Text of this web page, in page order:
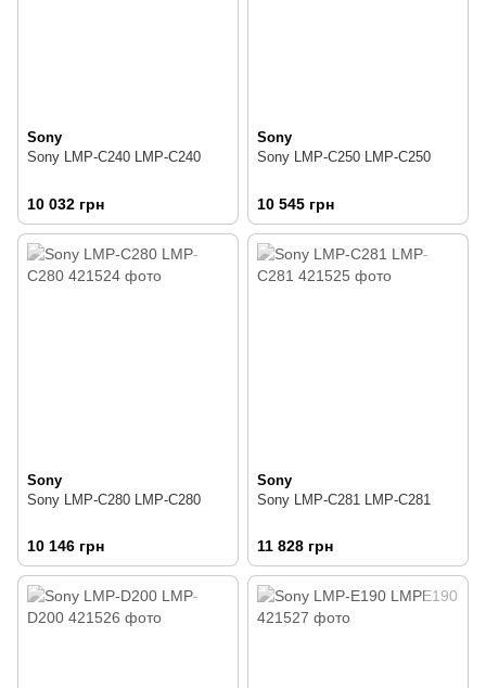
Sony
Sony LMP-C240 LMP-C240
10 032 грн
Sony
Sony LMP-C250 LMP-C250
10 545 грн
Sony
Sony LMP-C280 LMP-C280
10 146 грн
Sony
Sony LMP-C281 LMP-C281
11 828 грн